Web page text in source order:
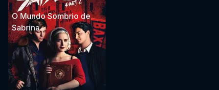
O Mundo Sombrio de
Sabrina